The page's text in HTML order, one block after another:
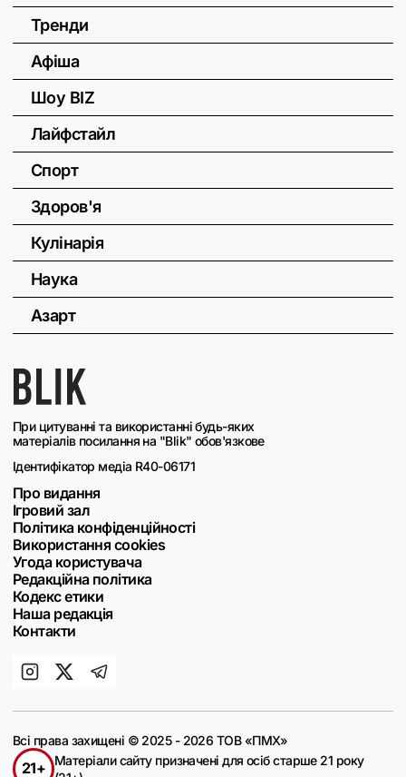
При цитуванні та використанні будь-яких
матеріалів посилання на "Blik" обов'язкове
Ідентифікатор медіа R40-06171
Про видання
Ігровий зал
Політика конфіденційності
Використання cookies
Угода користувача
Редакційна політика
Кодекс етики
Наша редакція
Контакти
Тренди
Афіша
Шоу BIZ
Лайфстайл
Спорт
Здоров'я
Кулінарія
Наука
Азарт
Всі права захищені © 2025 - 2026 ТОВ «ПМХ»
21+
Матеріали сайту призначені для осіб старше 21 року